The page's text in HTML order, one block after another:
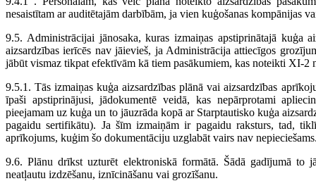
nesaistītam ar auditētajām darbībām, ja vien kuģošanas kompānijas
9.5. Administrācijai jānosaka, kuras izmaiņas apstiprinātajā kuģa
aizsardzības ierīcēs nav jāievieš, ja Administrācija attiecīgos
jābūt vismaz tikpat efektīvām kā tiem pasākumiem, kas noteikti XI-2
9.5.1. Tās izmaiņas kuģa aizsardzības plānā vai aizsardzības
īpaši apstiprinājusi, jādokumentē veidā, kas nepārprotami
pieejamam uz kuģa un to jāuzrāda kopā ar Starptautisko kuģa
pagaidu sertifikātu). Ja šīm izmaiņām ir pagaidu raksturs, tad,
aprīkojums, kuģim šo dokumentāciju uzglabāt vairs nav
9.6. Plānu drīkst uzturēt elektroniskā formātā. Šādā gadījumā to
neatļautu izdzēšanu, iznīcināšanu vai grozīšanu.